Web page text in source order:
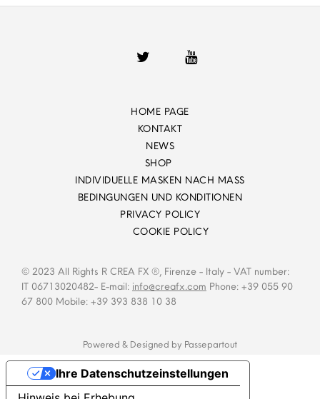
HOME PAGE
KONTAKT
NEWS
SHOP
INDIVIDUELLE MASKEN NACH MASS
BEDINGUNGEN UND KONDITIONEN
PRIVACY POLICY
COOKIE POLICY
© 2023 All Rights R CREA FX ®, Firenze - Italy - VAT number:
IT 06713020482- E-mail: info@creafx.com Phone: +39 055 90
67 800 Mobile: +39 393 838 10 38
Powered & Designed by Passepartout
Ihre Datenschutzeinstellungen